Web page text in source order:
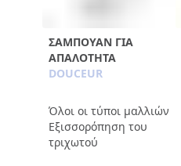
ΣΑΜΠΟΥΆΝ ΓΙΑ
ΑΠΑΛΌΤΗΤΑ
DOUCEUR
Όλοι οι τύποι μαλλιών
Εξισσορόπηση του
τριχωτού